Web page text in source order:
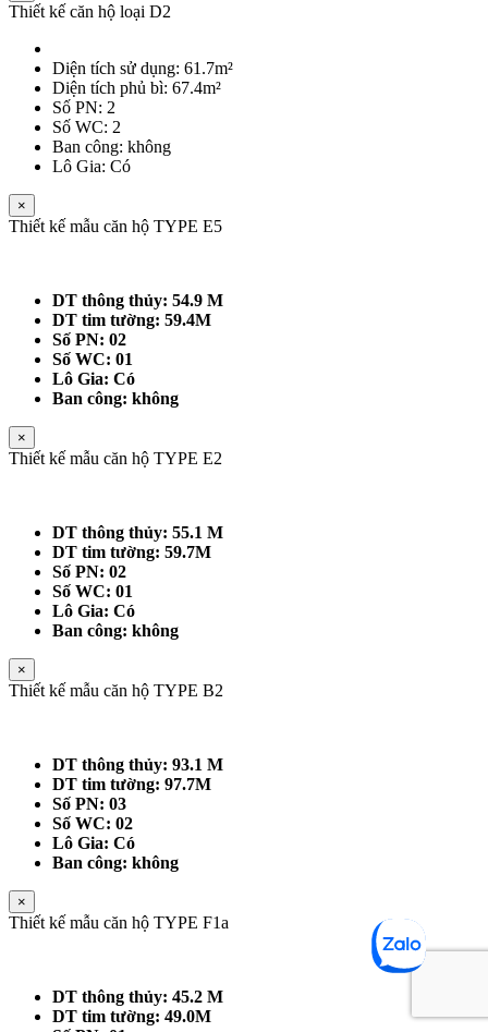
Thiết kế căn hộ loại D2
Diện tích sử dụng: 61.7m²
Diện tích phủ bì: 67.4m²
Số PN: 2
Số WC: 2
Ban công: không
Lô Gia: Có
×
Thiết kế mẫu căn hộ TYPE E5
DT thông thủy: 54.9 M
DT tim tường: 59.4M
Số PN: 02
Số WC: 01
Lô Gia: Có
Ban công: không
×
Thiết kế mẫu căn hộ TYPE E2
DT thông thủy: 55.1 M
DT tim tường: 59.7M
Số PN: 02
Số WC: 01
Lô Gia: Có
Ban công: không
×
Thiết kế mẫu căn hộ TYPE B2
DT thông thủy: 93.1 M
DT tim tường: 97.7M
Số PN: 03
Số WC: 02
Lô Gia: Có
Ban công: không
×
Thiết kế mẫu căn hộ TYPE F1a
DT thông thủy: 45.2 M
DT tim tường: 49.0M